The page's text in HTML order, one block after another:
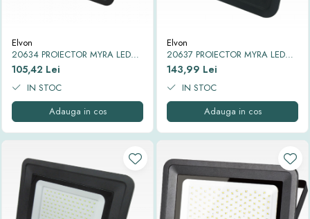
Elvon
20634 PROIECTOR MYRA LED
IP65 6500K 50W
105,42 Lei
IN STOC
Adauga in cos
Elvon
20637 PROIECTOR MYRA LED
IP65 6500K 70W
143,99 Lei
IN STOC
Adauga in cos